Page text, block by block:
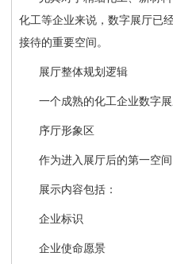
化工等企业来说，数字展厅已
接待的重要空间。
展厅整体规划逻辑
一个成熟的化工企业数字
序厅形象区
作为进入展厅后的第一空
展示内容包括：
企业标识
企业使命愿景